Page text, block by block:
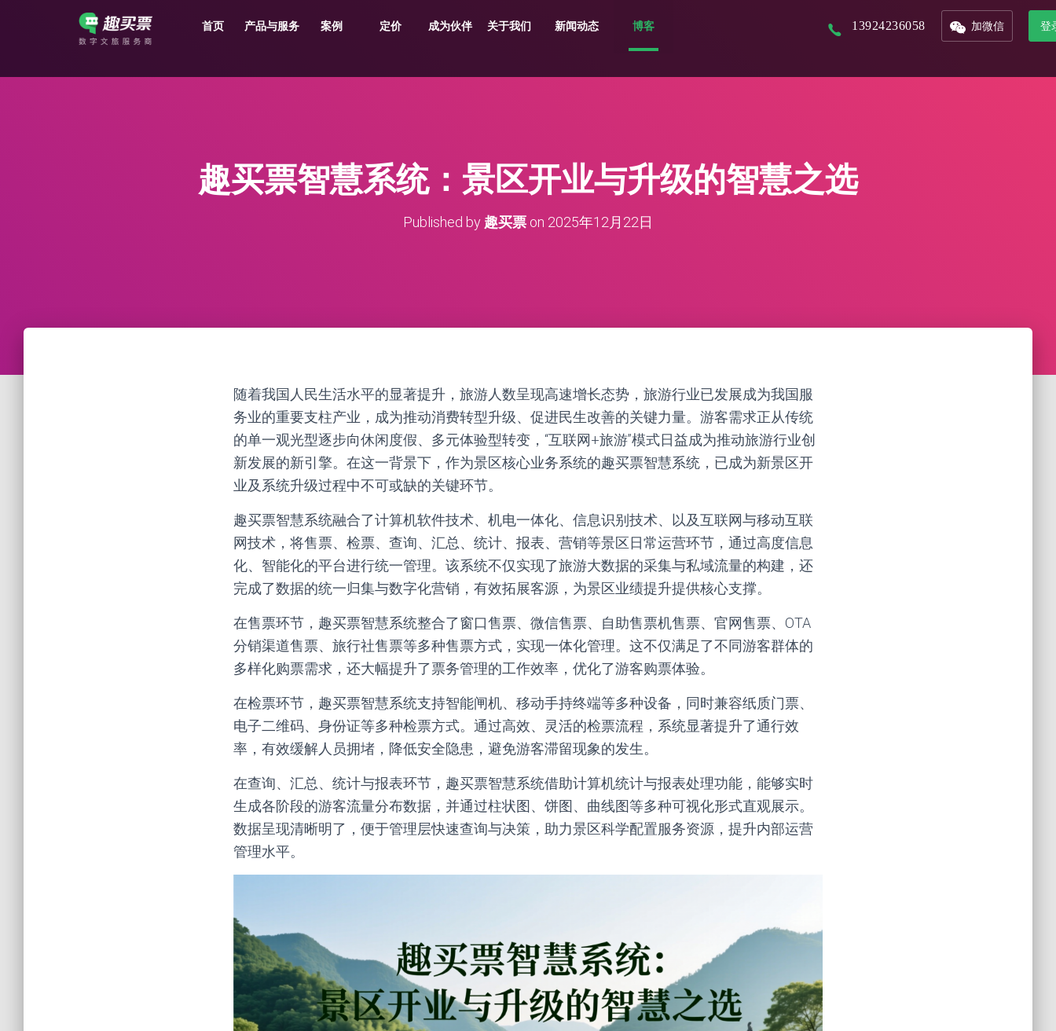
首页 产品与服务 案例 定价 成为伙伴 关于我们 新闻动态 博客 13924236058 加微信 登
趣买票智慧系统：景区开业与升级的智慧之选
Published by 趣买票 on 2025年12月22日
随着我国人民生活水平的显著提升，旅游人数呈现高速增长态势，旅游行业已发展成为我国服
务业的重要支柱产业，成为推动消费转型升级、促进民生改善的关键力量。游客需求正从传统
的单一观光型逐步向休闲度假、多元体验型转变，“互联网+旅游”模式日益成为推动旅游行业创
新发展的新引擎。在这一背景下，作为景区核心业务系统的趣买票智慧系统，已成为新景区开
业及系统升级过程中不可或缺的关键环节。
趣买票智慧系统融合了计算机软件技术、机电一体化、信息识别技术、以及互联网与移动互联
网技术，将售票、检票、查询、汇总、统计、报表、营销等景区日常运营环节，通过高度信息
化、智能化的平台进行统一管理。该系统不仅实现了旅游大数据的采集与私域流量的构建，还
完成了数据的统一归集与数字化营销，有效拓展客源，为景区业绩提升提供核心支撑。
在售票环节，趣买票智慧系统整合了窗口售票、微信售票、自助售票机售票、官网售票、OTA
分销渠道售票、旅行社售票等多种售票方式，实现一体化管理。这不仅满足了不同游客群体的
多样化购票需求，还大幅提升了票务管理的工作效率，优化了游客购票体验。
在检票环节，趣买票智慧系统支持智能闸机、移动手持终端等多种设备，同时兼容纸质门票、
电子二维码、身份证等多种检票方式。通过高效、灵活的检票流程，系统显著提升了通行效
率，有效缓解人员拥堵，降低安全隐患，避免游客滞留现象的发生。
在查询、汇总、统计与报表环节，趣买票智慧系统借助计算机统计与报表处理功能，能够实时
生成各阶段的游客流量分布数据，并通过柱状图、饼图、曲线图等多种可视化形式直观展示。
数据呈现清晰明了，便于管理层快速查询与决策，助力景区科学配置服务资源，提升内部运营
管理水平。